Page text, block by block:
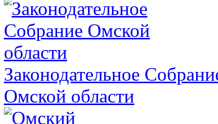
Законодательное
Омской области